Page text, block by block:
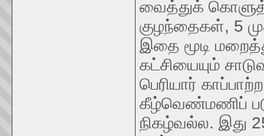
வைத்துக்
குழந்தைகள், 5
இதை மூடி
கட்சியையும்
பெரியார்
கீழ்வெண்மணிப்
நிகழ்வல்ல. இது